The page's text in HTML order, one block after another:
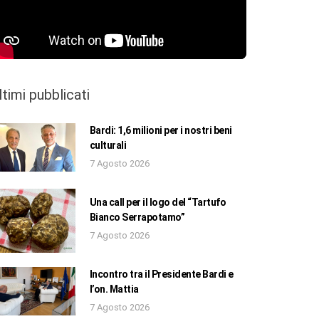
pubblicati
Bardi: 1,6 milioni per i nostri beni
culturali
7 Agosto 2026
Una call per il logo del “Tartufo
Bianco Serrapotamo”
7 Agosto 2026
Incontro tra il Presidente Bardi e
l’on. Mattia
7 Agosto 2026